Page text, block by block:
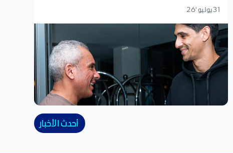
31 يوليو '26
أحدث الأخبار